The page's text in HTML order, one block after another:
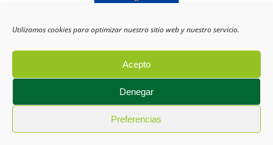
Utilizamos cookies para optimizar nuestro sitio web y nuestro servicio.
Acepto
Denegar
Preferencias
Instalaciones Técnicas de Biomasa, S.Lha sido beneficiaria del Fondo
mismas y gracias al que ha desarrollado una Web Corporativa, Dinamización de
Redes Sociales y Material promocional Audiovisual para uso en internet, para la
mejora de competitividad y productividad de la empresa. [22/04/2021]. Para ello
ha contado con el apoyo del Programa TicCámaras de la Cámara de Comercio de
Granada.”
Regional
Una manera de hacer Europa